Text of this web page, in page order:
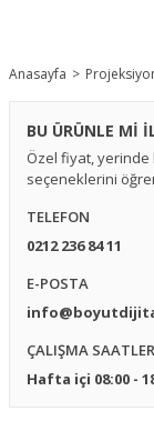
Anasayfa
BU ÜRÜNLE Mİ
Özel fiyat,
seçeneklerini
TELEFON
0212 236 84 11
E-POSTA
ÇALIŞMA
Hafta içi 08:00 -